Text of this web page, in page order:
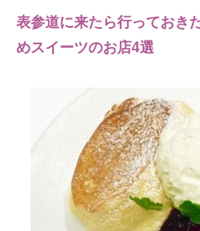
表参道に来たら行っておき
めスイーツのお店4選